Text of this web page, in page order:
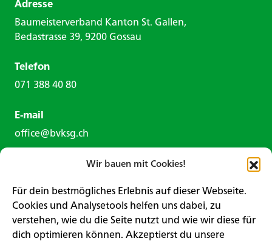
Wir bauen mit Cookies!
Für dein bestmögliches Erlebnis auf dieser Webseite.
Cookies und Analysetools helfen uns dabei, zu
verstehen, wie du die Seite nutzt und wie wir diese für
dich optimieren können. Akzeptierst du unsere
Adresse
Baumeisterverband Kanton St. Gallen,
Bedastrasse 39, 9200 Gossau
Telefon
071 388 40 80
E-mail
office@bvksg.ch
Kontaktformular